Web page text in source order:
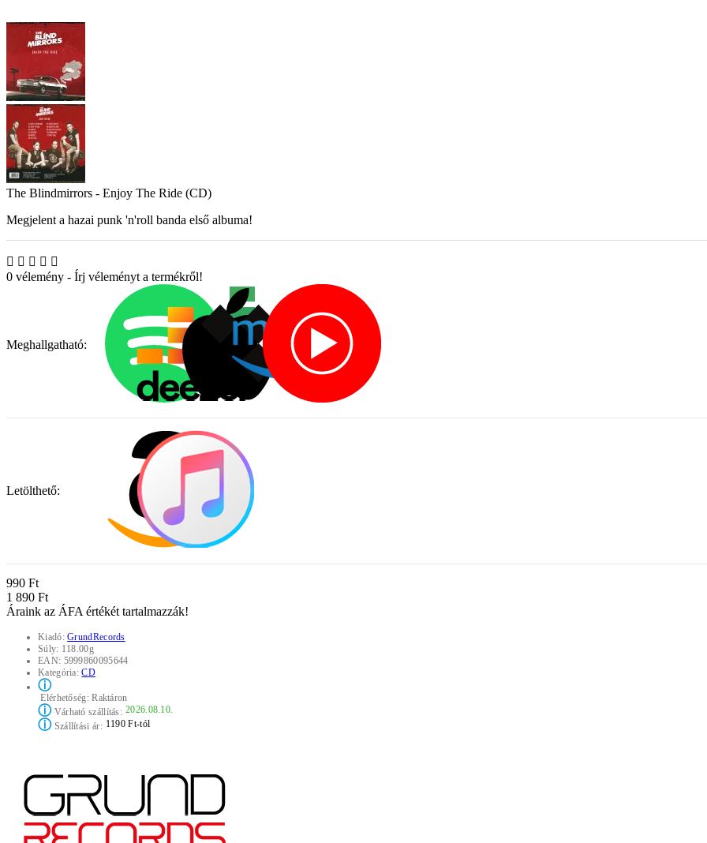
The Blindmirrors - Enjoy The Ride (CD)
Megjelent a hazai punk 'n'roll banda első albuma!
0 vélemény - Írj véleményt a termékről!
Meghallgatható:
Letölthető:
990 Ft
1 890 Ft
Áraink az ÁFA értékét tartalmazzák!
Kiadó:GrundRecords
Súly: 118.00g
EAN: 5999860095644
Kategória:CD
ⓘ
Elérhetőség:Raktáron
ⓘVárható szállítás: 2026.08.10.
ⓘSzállítási ár: 1190 Ft-tól